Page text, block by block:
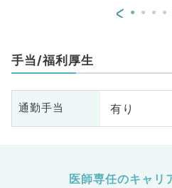
原病科
<
手当/福利厚生
通勤手当 有り
医師専任のキャリ